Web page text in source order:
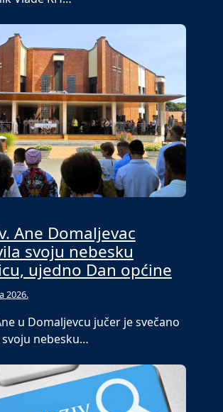
Ane Domaljevac
svoju nebesku
ujedno Dan općine
2026.
u Domaljevcu jučer je svečano
nebesku…